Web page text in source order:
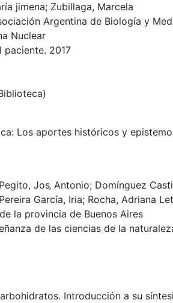
jimena; Zubillaga, Marcela
Argentina de Biología y
Nuclear
paciente. 2017
Los aportes históricos y
Jos‚ Antonio; Domínguez
García, Iria; Rocha, Adriana
la provincia de Buenos Aires
de las ciencias de la
Introducción a su